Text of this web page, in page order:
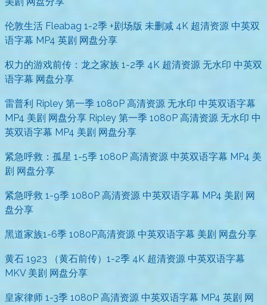
伦敦生活 Fleabag 1-2季 +剧场版 未删减 4K 超清资源 中英双
语字幕 MP4 英剧 网盘分享
权力的游戏前传：龙之家族 1-2季 4K 超清资源 无水印 中英双
语字幕 网盘分享
雷普利 Ripley 第一季 1080P 高清资源 无水印 中英双语字幕
MP4 美剧 网盘分享 Ripley 第一季 1080P 高清资源 无水印 中
英双语字幕 MP4 美剧 网盘分享
紧急呼救：孤星 1-5季 1080P 高清资源 中英双语字幕 MP4 美
剧 网盘分享
紧急呼救 1-9季 1080P 高清资源 中英双语字幕 MP4 美剧 网
盘分享
黑道家族1-6季 1080P高清资源 中英双语字幕 美剧 网盘分享
黄石 1923 （黄石前传）1-2季 4K 超清资源 中英双语字幕
MKV 美剧 网盘分享
皇家律师 1-3季 1080P 高清资源 中英双语字幕 MP4 英剧 网